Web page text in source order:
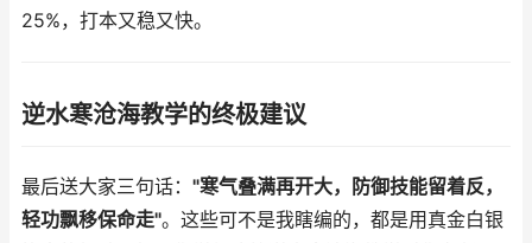
25%，打本又稳又快。
逆水寒沧海教学的终极建议
最后送大家三句话： "寒气叠满再开大，防御技能留着反，
轻功飘移保命走"。这些可不是我瞎编的，都是用真金白银